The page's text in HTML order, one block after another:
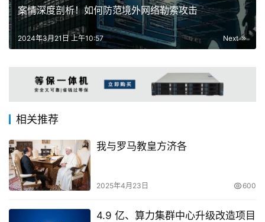
案情深度剖析！如何防范境外网络勒索攻击
Next
2024年3月21日 上午10:57
相关推荐
我与罗马教皇方济各
2025年4月23日 600
4.9 亿、算力集群中心升级改造项目